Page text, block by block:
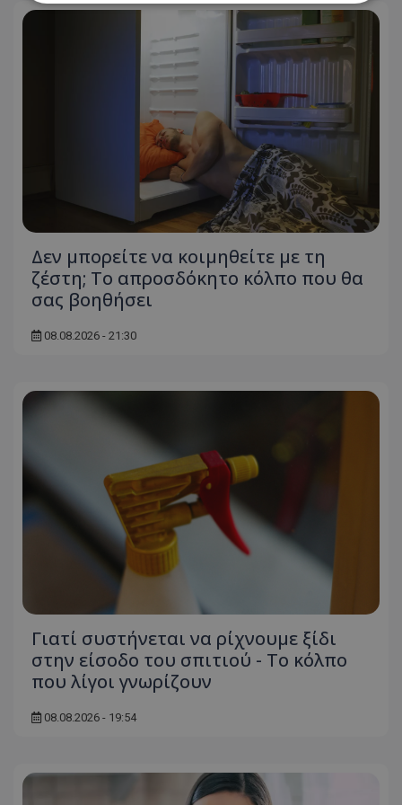
Δεν μπορείτε να κοιμηθείτε με τη
ζέστη; Το απροσδόκητο κόλπο που θα
σας βοηθήσει
08.08.2026 - 21:30
Γιατί συστήνεται να ρίχνουμε ξίδι
στην είσοδο του σπιτιού - Το κόλπο
που λίγοι γνωρίζουν
08.08.2026 - 19:54
Απολύτως απαραίτητα
Απόδοσης
Στόχευσης
Λειτουργικότητας
Μη ταξινομημένα
Τα απολύτως απαραίτητα cookies επιτρέπουν
βασικές λειτουργίες του ιστότοπου, όπως τη
σύνδεση χρήστη και τη διαχείριση λογαριασμού.
Ο ιστότοπος δεν μπορεί να χρησιμοποιηθεί σωστά
χωρίς τα απολύτως απαραίτητα cookies.
Ονοματεπώνυμο
Προμηθευτής/Πεδίο
usprivacy
.lifenewscy.tothemaonline.com
ASP.NET_SessionId
VISITOR_PRIVACY_METADATA